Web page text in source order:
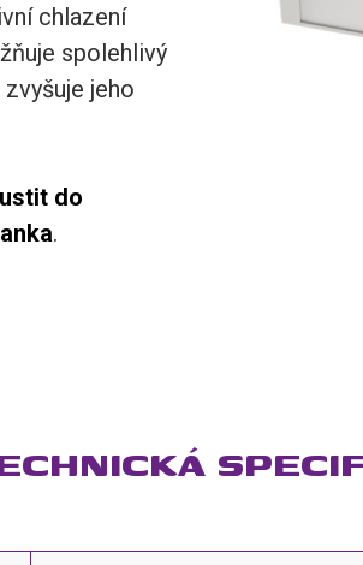
chlazení
spolehlivý
jeho
do
.